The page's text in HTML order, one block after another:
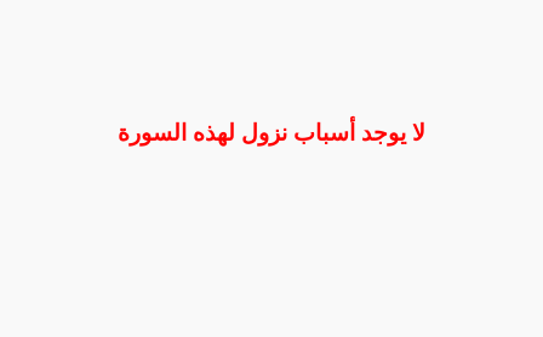
لا يوجد أسباب نزول لهذه السورة